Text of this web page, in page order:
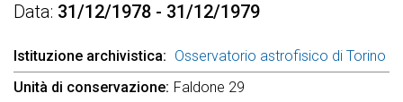
Data 31/12/1978 - 31/12/1979
Istituzione archivistica
Osservatorio astrofisico di Torino
Unità di conservazione Faldone 29